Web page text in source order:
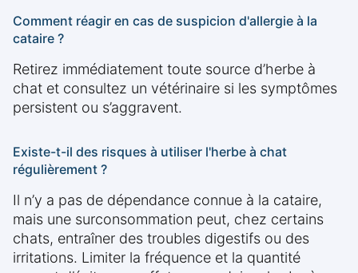
Comment réagir en cas de suspicion d'allergie à la
cataire ?
Retirez immédiatement toute source d’herbe à
chat et consultez un vétérinaire si les symptômes
persistent ou s’aggravent.
Existe-t-il des risques à utiliser l'herbe à chat
régulièrement ?
Il n’y a pas de dépendance connue à la cataire,
mais une surconsommation peut, chez certains
chats, entraîner des troubles digestifs ou des
irritations. Limiter la fréquence et la quantité